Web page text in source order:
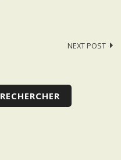
NEXT POST
RECHERCHER